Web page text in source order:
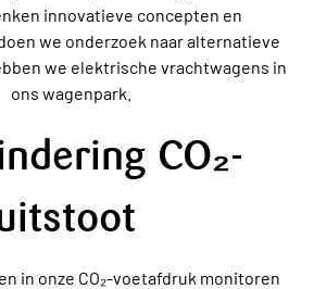
innovatieve concepten en
we onderzoek naar alternatieve
we elektrische vrachtwagens in
ons wagenpark.
CO₂-
in onze CO₂-voetafdruk monitoren